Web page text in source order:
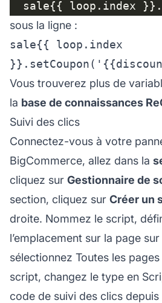
sous la ligne :
sale{{ loop.index
Vous trouverez plus de
la base de connaissances
Suivi des clics
Connectez-vous à votre
BigCommerce, allez dans la
cliquez sur Gestionnaire de
section, cliquez sur Créer un
droite. Nommez le script,
l’emplacement sur la page
sélectionnez Toutes les pages
script, changez le type en
code de suivi des clics